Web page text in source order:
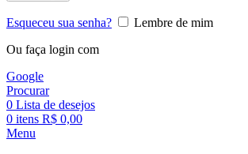
Esqueceu sua senha?
Lembre de mim
Ou faça login com
Google
Procurar
0 Lista de desejos
0 itens R$ 0,00
Menu